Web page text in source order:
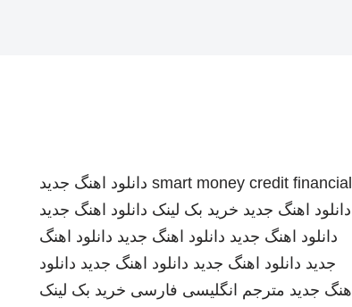
smart money credit financial دانلود اهنگ جدید
دانلود اهنگ جدید خرید بک لینک دانلود اهنگ جدید
دانلود اهنگ جدید دانلود اهنگ جدید دانلود اهنگ
جدید دانلود اهنگ جدید دانلود اهنگ جدید دانلود
اهنگ جدید مترجم انگلیسی فارسی خرید بک لینک